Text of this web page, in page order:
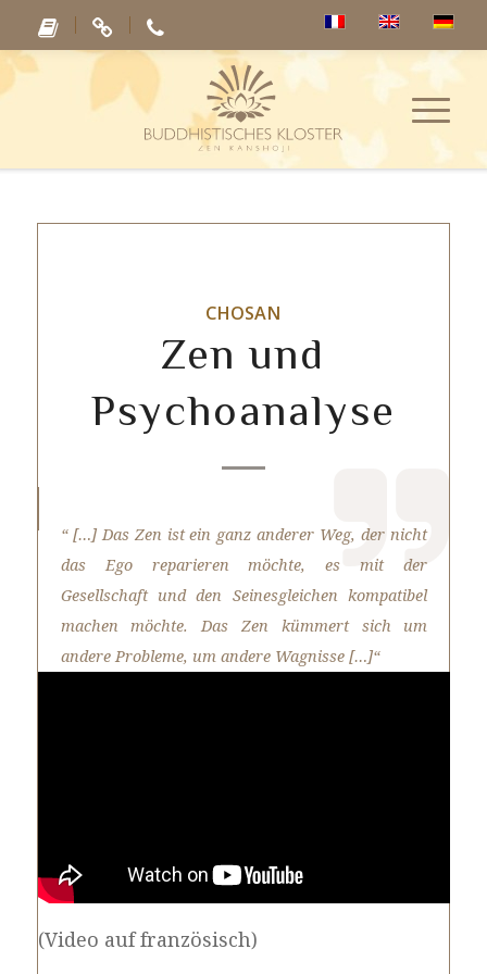
CHOSAN
Zen und
Psychoanalyse
“ […] Das Zen ist ein ganz anderer Weg, der nicht
das Ego reparieren möchte, es mit der
Gesellschaft und den Seinesgleichen kompatibel
machen möchte. Das Zen kümmert sich um
andere Probleme, um andere Wagnisse […]“
(Video auf französisch)